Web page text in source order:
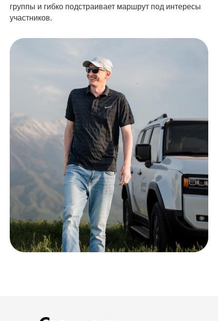
группы и гибко подстраивает маршрут под интересы
участников.